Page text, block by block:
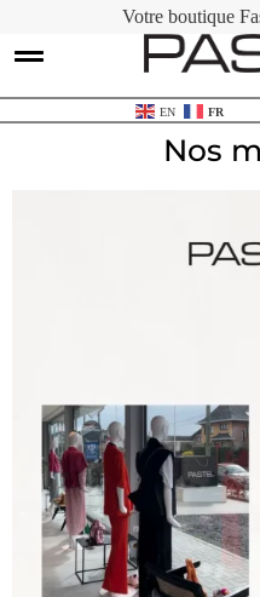
Votre boutique
EN FR
Nos